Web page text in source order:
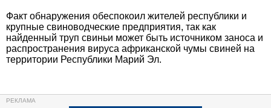
Факт обнаружения обеспокоил жителей республики и
крупные свиноводческие предприятия, так как
найденный труп свиньи может быть источником заноса и
распространения вируса африканской чумы свиней на
территории Республики Марий Эл.